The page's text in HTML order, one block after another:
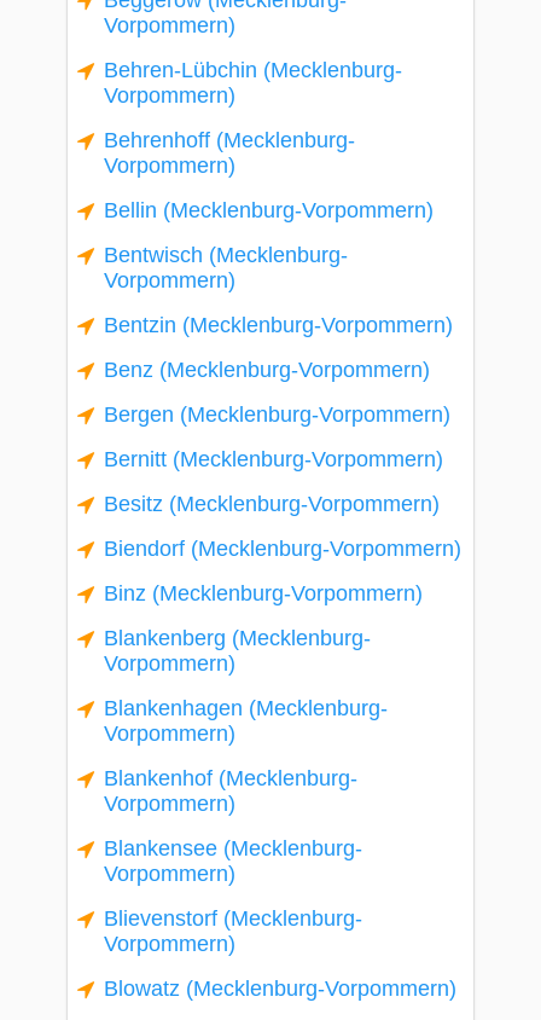
Vorpommern)
Behren-Lübchin (Mecklenburg-
Vorpommern)
Behrenhoff (Mecklenburg-
Vorpommern)
Bellin (Mecklenburg-Vorpommern)
Bentwisch (Mecklenburg-
Vorpommern)
Bentzin (Mecklenburg-Vorpommern)
Benz (Mecklenburg-Vorpommern)
Bergen (Mecklenburg-Vorpommern)
Bernitt (Mecklenburg-Vorpommern)
Besitz (Mecklenburg-Vorpommern)
Biendorf (Mecklenburg-Vorpommern)
Binz (Mecklenburg-Vorpommern)
Blankenberg (Mecklenburg-
Vorpommern)
Blankenhagen (Mecklenburg-
Vorpommern)
Blankenhof (Mecklenburg-
Vorpommern)
Blankensee (Mecklenburg-
Vorpommern)
Blievenstorf (Mecklenburg-
Vorpommern)
Blowatz (Mecklenburg-Vorpommern)